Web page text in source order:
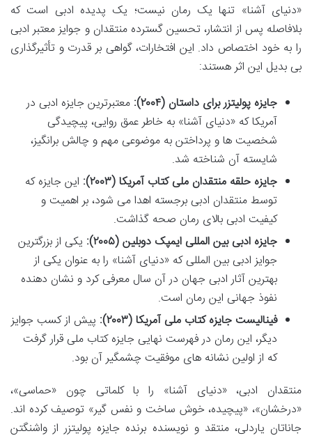
«دنیای آشنا» تنها یک رمان نیست؛ یک پدیده ادبی است که
بلافاصله پس از انتشار، تحسین گسترده منتقدان و جوایز معتبر ادبی
را به خود اختصاص داد. این افتخارات، گواهی بر قدرت و تأثیرگذاری
بی بدیل این اثر هستند:
جایزه پولیتزر برای داستان (۲۰۰۴):
معتبرترین جایزه ادبی در
آمریکا که «دنیای آشنا» به خاطر عمق روایی، پیچیدگی
شخصیت ها و پرداختن به موضوعی مهم و چالش برانگیز،
شایسته آن شناخته شد.
جایزه حلقه منتقدان ملی کتاب آمریکا (۲۰۰۳):
این جایزه که
توسط منتقدان ادبی برجسته اهدا می شود، بر اهمیت و
کیفیت ادبی بالای رمان صحه گذاشت.
جایزه ادبی بین المللی ایمپک دوبلین (۲۰۰۵):
یکی از بزرگترین
جوایز ادبی بین المللی که «دنیای آشنا» را به عنوان یکی از
بهترین آثار ادبی جهان در آن سال معرفی کرد و نشان دهنده
نفوذ جهانی این رمان است.
فینالیست جایزه کتاب ملی آمریکا (۲۰۰۳):
پیش از کسب جوایز
دیگر، این رمان در فهرست نهایی جایزه کتاب ملی قرار گرفت
که از اولین نشانه های موفقیت چشمگیر آن بود.
منتقدان ادبی، «دنیای آشنا» را با کلماتی چون «حماسی»،
«درخشان»، «پیچیده، خوش ساخت و نفس گیر» توصیف کرده اند.
جاناتان یاردلی، منتقد و نویسنده برنده جایزه پولیتزر از واشنگتن